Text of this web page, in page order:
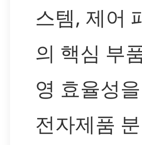
스템, 제어
의 핵심 부
영 효율성
전자제품